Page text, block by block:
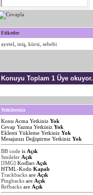
Etiketler
ayetel iniş kürsi sebebi
Konuyu Toplam 1 Üye okuyor.
Yetkileriniz
Konu Acma Yetkiniz Yok
Cevap Yazma Yetkiniz Yok
Eklenti Yükleme Yetkiniz Yok
Mesajınızı Değiştirme Yetkiniz Yok
BB code is Açık
Smileler Açık
[IMG] Kodları Açık
HTML-Kodu Kapalı
Trackbacks are Açık
Pingbacks are Açık
Refbacks are Açık